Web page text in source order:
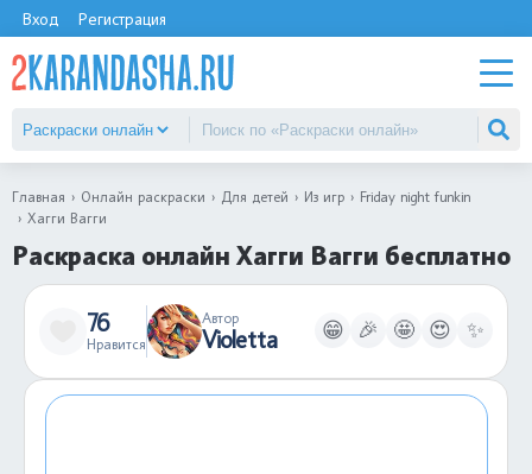
Вход Регистрация
Главная Онлайн раскраски Для детей Из игр
Friday night funkin
Хагги Вагги
Раскраска онлайн Хагги Вагги бесплатно
76
Нравится
Автор
Violetta 😁 🎉 🤩 😍 ✨